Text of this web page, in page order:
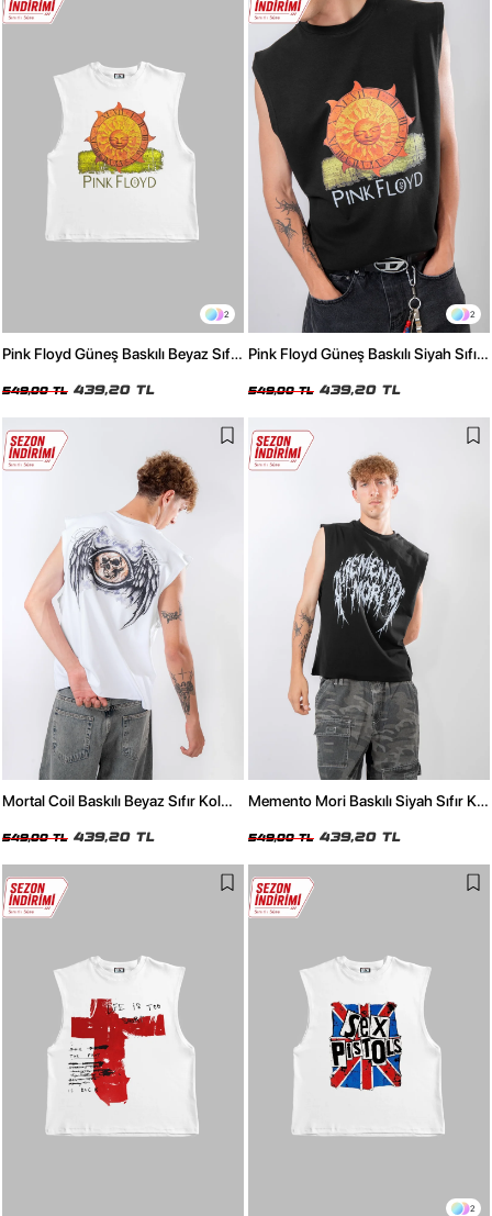
2
Pink Floyd Güneş Baskılı Beyaz Sıfır
549,00 TL 439,20 TL
2
Pink Floyd Güneş Baskılı Siyah Sıfır
549,00 TL 439,20 TL
Mortal Coil Baskılı Beyaz Sıfır Kol
549,00 TL 439,20 TL
Memento Mori Baskılı Siyah Sıfır Kol
549,00 TL 439,20 TL
2